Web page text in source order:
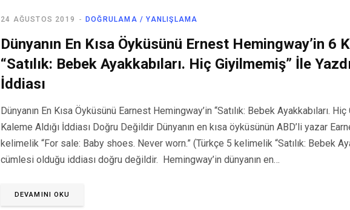
DOĞRULAMA / YANLIŞLAMA
24 AĞUSTOS 2019
Dünyanın En Kısa Öyküsünü Ernest Hemingway’in 6
“Satılık: Bebek Ayakkabıları. Hiç Giyilmemiş” İle
İddiası
Dünyanın En Kısa Öyküsünü Earnest Hemingway’in “Satılık: Bebek Ayakkabıları.
Kaleme Aldığı İddiası Doğru Değildir Dünyanın en kısa öyküsünün ABD’li yazar
kelimelik “For sale: Baby shoes. Never worn.” (Türkçe 5 kelimelik “Satılık: Bebek
cümlesi olduğu iddiası doğru değildir. Hemingway’in dünyanın en…
DEVAMINI OKU